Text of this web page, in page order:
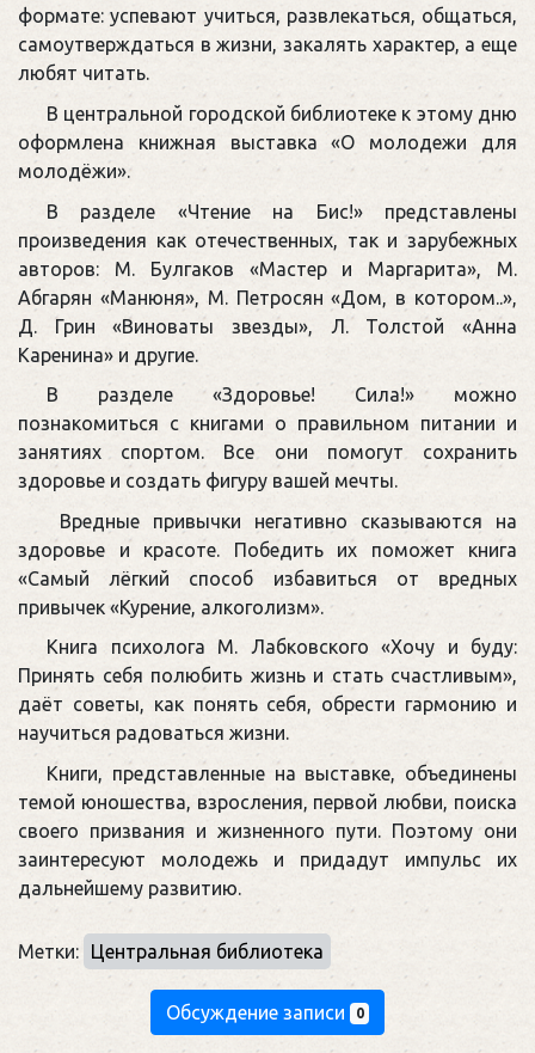
формате: успевают учиться, развлекаться, общаться,
самоутверждаться в жизни, закалять характер, а еще
любят читать.
В центральной городской библиотеке к этому дню
оформлена книжная выставка «О молодежи для
молодёжи».
В разделе «Чтение на Бис!» представлены
произведения как отечественных, так и зарубежных
авторов: М. Булгаков «Мастер и Маргарита», М.
Абгарян «Манюня», М. Петросян «Дом, в котором..»,
Д. Грин «Виноваты звезды», Л. Толстой «Анна
Каренина» и другие.
В разделе «Здоровье! Сила!» можно
познакомиться с книгами о правильном питании и
занятиях спортом. Все они помогут сохранить
здоровье и создать фигуру вашей мечты.
Вредные привычки негативно сказываются на
здоровье и красоте. Победить их поможет книга
«Самый лёгкий способ избавиться от вредных
привычек «Курение, алкоголизм».
Книга психолога М. Лабковского «Хочу и буду:
Принять себя полюбить жизнь и стать счастливым»,
даёт советы, как понять себя, обрести гармонию и
научиться радоваться жизни.
Книги, представленные на выставке, объединены
темой юношества, взросления, первой любви, поиска
своего призвания и жизненного пути. Поэтому они
заинтересуют молодежь и придадут импульс их
дальнейшему развитию.
Метки: Центральная библиотека
Обсуждение записи 0